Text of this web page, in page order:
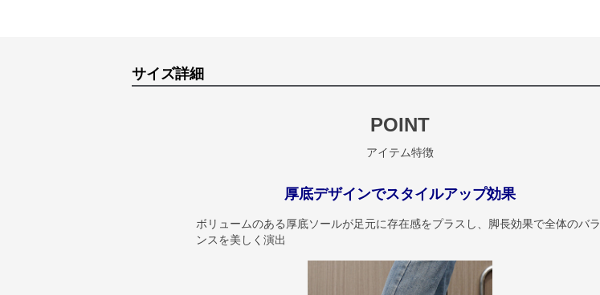
サイズ詳細
POINT
アイテム特徴
厚底デザインでスタイルアップ効果
ボリュームのある厚底ソールが足元に存在感をプラスし、脚長効果で全体のバラ
ンスを美しく演出